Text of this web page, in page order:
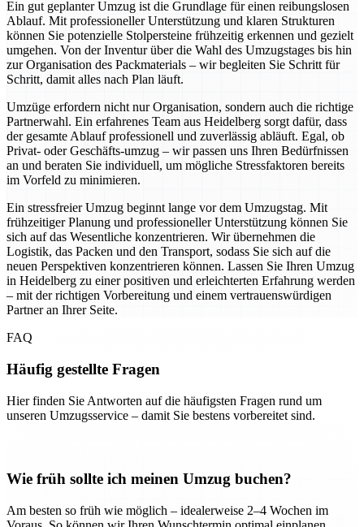
Ein gut geplanter Umzug ist die Grundlage für einen reibungslosen
Ablauf. Mit professioneller Unterstützung und klaren Strukturen
können Sie potenzielle Stolpersteine frühzeitig erkennen und gezielt
umgehen. Von der Inventur über die Wahl des Umzugstages bis hin
zur Organisation des Packmaterials – wir begleiten Sie Schritt für
Schritt, damit alles nach Plan läuft.
Umzüge erfordern nicht nur Organisation, sondern auch die richtige
Partnerwahl. Ein erfahrenes Team aus Heidelberg sorgt dafür, dass
der gesamte Ablauf professionell und zuverlässig abläuft. Egal, ob
Privat- oder Geschäfts-umzug – wir passen uns Ihren Bedürfnissen
an und beraten Sie individuell, um mögliche Stressfaktoren bereits
im Vorfeld zu minimieren.
Ein stressfreier Umzug beginnt lange vor dem Umzugstag. Mit
frühzeitiger Planung und professioneller Unterstützung können Sie
sich auf das Wesentliche konzentrieren. Wir übernehmen die
Logistik, das Packen und den Transport, sodass Sie sich auf die
neuen Perspektiven konzentrieren können. Lassen Sie Ihren Umzug
in Heidelberg zu einer positiven und erleichterten Erfahrung werden
– mit der richtigen Vorbereitung und einem vertrauenswürdigen
Partner an Ihrer Seite.
FAQ
Häufig gestellte Fragen
Hier finden Sie Antworten auf die häufigsten Fragen rund um
unseren Umzugsservice – damit Sie bestens vorbereitet sind.
Wie früh sollte ich meinen Umzug buchen?
Am besten so früh wie möglich – idealerweise 2–4 Wochen im